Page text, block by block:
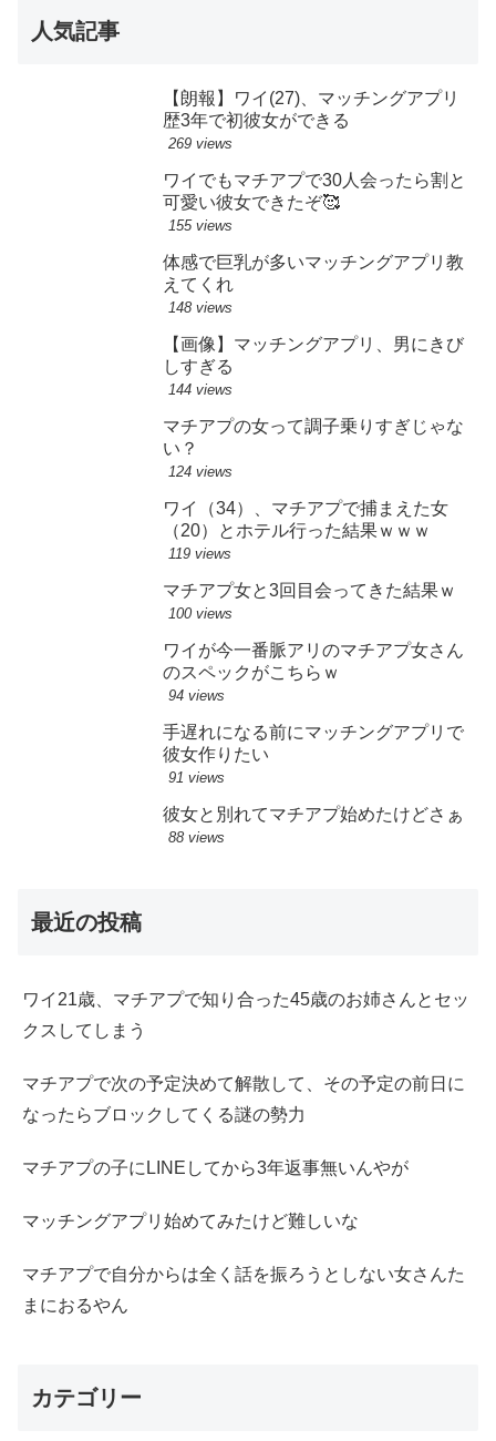
人気記事
【朗報】ワイ(27)、マッチングアプリ
歴3年で初彼女ができる
269 views
ワイでもマチアプで30人会ったら割と
可愛い彼女できたぞ🥰
155 views
体感で巨乳が多いマッチングアプリ教
えてくれ
148 views
【画像】マッチングアプリ、男にきび
しすぎる
144 views
マチアプの女って調子乗りすぎじゃな
い？
124 views
ワイ（34）、マチアプで捕まえた女
（20）とホテル行った結果ｗｗｗ
119 views
マチアプ女と3回目会ってきた結果ｗ
100 views
ワイが今一番脈アリのマチアプ女さん
のスペックがこちらｗ
94 views
手遅れになる前にマッチングアプリで
彼女作りたい
91 views
彼女と別れてマチアプ始めたけどさぁ
88 views
最近の投稿
ワイ21歳、マチアプで知り合った45歳のお姉さんとセッ
クスしてしまう
マチアプで次の予定決めて解散して、その予定の前日に
なったらブロックしてくる謎の勢力
マチアプの子にLINEしてから3年返事無いんやが
マッチングアプリ始めてみたけど難しいな
マチアプで自分からは全く話を振ろうとしない女さんた
まにおるやん
カテゴリー